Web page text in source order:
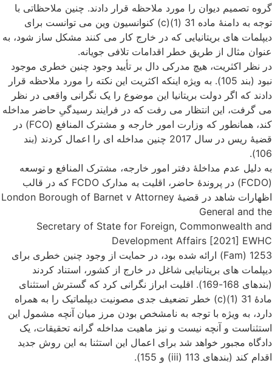
گروه تصمیم دیوان را مورد ملاحظه قرار دادند. چنین ملاحظاتی با
توجه به دامنۀ ماده 31 (1)(c) کنوانسیون وین می توانست برای
دیپلمات های بریتانیایی که در خارج کار می کنند مشکل ساز شود، به
عنوان مثال از طریق خطر اقدامات تلافی جویانه.
در نظر اکثریت، هیچ مدرکی دال بر تأیید وجود چنین خطری موجود
نبود (بند 105). به ویژه اینکه اکثریت این نکته را مورد ملاحظه قرار
دادند که اگر دولت بریتانیا این موضوع را یک نگرانی واقعی در نظر
می گرفت، این انتظار می رفت که در فرایند رسیدگیِ حاضر مداخله
کند، همانطور که وزارت امور خارجه و مشترک المنافع (FCO) در
قضیۀ ریس در سال 2017 چنین مداخله ای را اعمال کردند (بند
106).
به دلیل عدم مداخلۀ دفتر امور خارجه، مشترک المنافع و توسعه
(FCDO) در پروندۀ حاضر، اقلیت به مدارک FCDO که در قالب
اظهارات شاهد در قضیۀ London Borough of Barnet v Attorney
General and the
Secretary of State for Foreign, Commonwealth and
Development Affairs [2021] EWHC
1253 (Fam) ارائه شده بود، در حمایت از وجود چنین خطری برای
دیپلمات های بریتانیایی شاغل در خارج از کشور، استناد کردند
(بندهای 168-169). اقلیت ابراز نگرانی کرد که گسترش استثنای
مادۀ 31 (1)(c) خطر تضعیف جدی مصونیت دیپلماتیک را به همراه
دارد، به ویژه با توجه به نامشخص بودن مرز میان آنچه مشمول این
استثناست و آنچه نیست و نیز ماهیت مداخله گرانه تحقیقات، یک
دادگاه مجبور خواهد شد برای اعمال این استثنا به این روش جدید
اقدام کند (بندهای 113 (iii) و 155).